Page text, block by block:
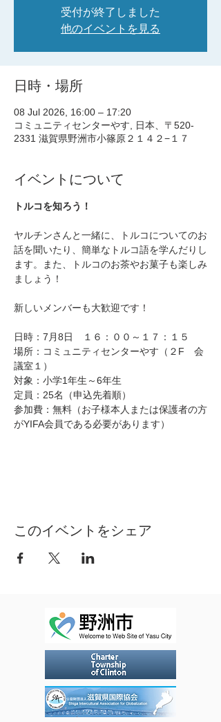
受付が終了しました
他のイベントを見る
日時・場所
08 Jul 2026, 16:00 – 17:20
コミュニティセンターやす, 日本、〒520-
2331 滋賀県野洲市小篠原２１４２−１７
イベントについて
トルコを知ろう！
ヤルチンさんと一緒に、トルコについてのお
話を聞いたり、簡単なトルコ語を学んだりし
ます。また、トルコのお茶やお菓子も楽しみ
ましょう！
新しいメンバーも大歓迎です！
日時：7月8日　１６：００～１７：１５
場所：コミュニティセンターやす（２F　会
議室１）
対象：小学1年生～6年生
定員：25名（申込先着順）
参加費：無料（お子様本人または保護者の方
がYIFA会員である必要があります）
このイベントをシェア